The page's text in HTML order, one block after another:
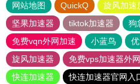
网站地图 QuickQ 旋风加速
坚果加速器
tiktok加速器
狗
免费vqn外网加速
小蓝鸟
旋风加速器
免费vps加速器外
快连加速器
快连加速器官网入